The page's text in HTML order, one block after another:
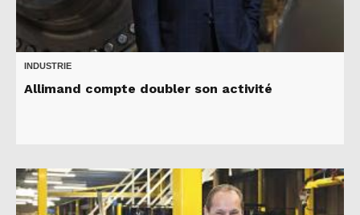
INDUSTRIE
Allimand compte doubler son activité